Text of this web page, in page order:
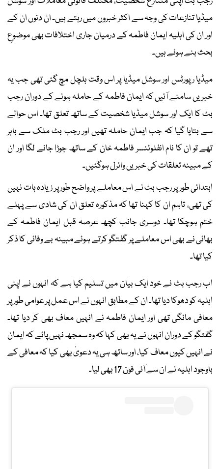
میڈیا تنازعات کی وجہ سے اکثر خبروں میں رہتے ہیں۔ ان دنوں ان کے
اور ان کی اہلیہ ایمان فاطمہ کے درمیان جاری اختلافات بھی موضوعِ
بحث بنے ہوئے ہیں۔
میڈیا رپورٹس اور سوشل میڈیا پر اس وقت ہلچل مچ گئی تھی جب یہ
خبریں سامنے آئیں کہ ایمان فاطمہ کے حاملہ ہونے کے دوران رجب
بٹ کا ایک اور سوشل میڈیا شخصیت کے ساتھ تعلق تھا۔ اس حوالے
سے بتایا گیا کہ جب ایمان حاملہ تھیں اور رجب بٹ ملک سے باہر
تھے تو ان کا نام انفلوئنسر فاطمہ خان کے ساتھ جوڑا جانے لگا اور ان
کے مبینہ تعلقات کی خبریں وائرل ہوگئیں۔
ابتدائی طور پر رجب بٹ نے اس معاملے پر واضح طور پر زیادہ بات نہیں
کی تھی، تاہم ان کا کہنا تھا کہ مذکورہ تعلق ان کی شادی سے پہلے
ختم ہوچکا تھا۔ دوسری جانب کچھ عرصہ قبل ایمان فاطمہ کے
بھائی نے بھی اس معاملے پر گفتگو کرتے ہوئے مبینہ بے وفائی کا ذکر
کیا تھا۔
اب رجب بٹ نے خود ایک بیان میں تسلیم کیا ہے کہ انہوں نے اپنی
اہلیہ کو دھوکا دیا تھا۔ ان کے مطابق انہوں نے اس عمل پر عوامی طور پر
معافی مانگی تھی اور ایمان فاطمہ نے انہیں معاف بھی کر دیا تھا۔
گفتگو کے دوران انہوں نے یہ بھی کہا کہ وہ سمجھ نہیں پائے کہ ایمان
نے انہیں کیوں معاف کیا، اور ساتھ ہی یہ دعویٰ بھی کیا کہ معافی کے
باوجود اہلیہ نے ان سے آئی فون 17 بھی لیا۔